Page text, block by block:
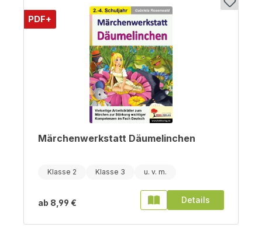
PDF+
Märchenwerkstatt Däumelinchen
Klasse 2 Klasse 3
ab 8,99 € Details